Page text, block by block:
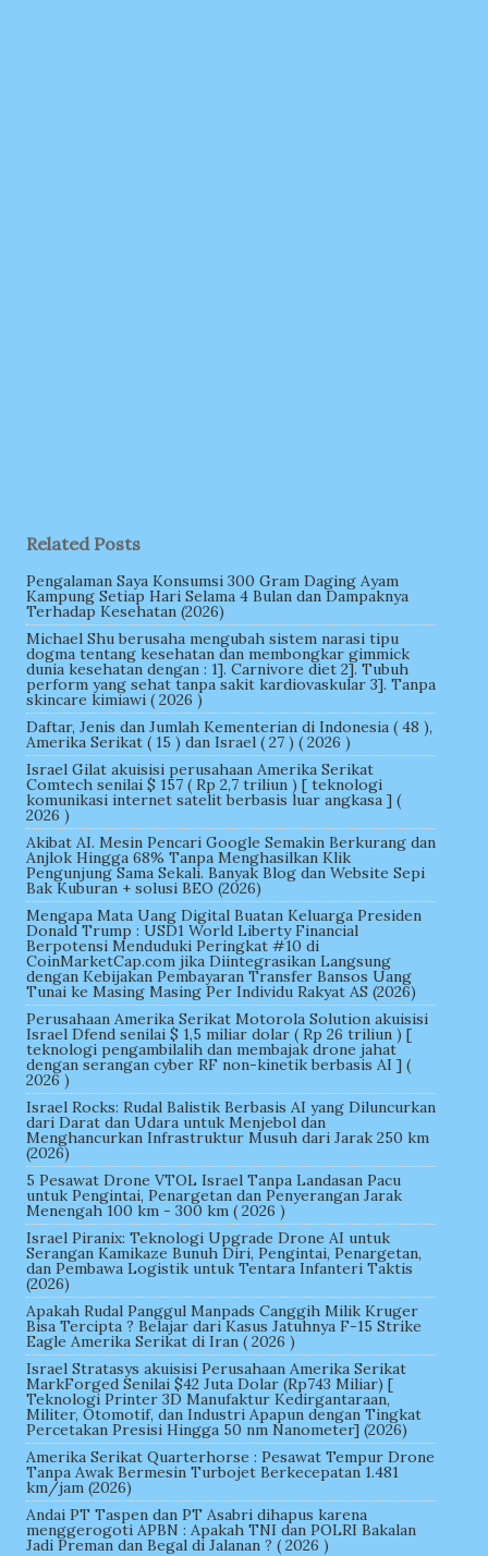
Related Posts
Pengalaman Saya Konsumsi 300 Gram Daging Ayam
Kampung Setiap Hari Selama 4 Bulan dan Dampaknya
Terhadap Kesehatan (2026)
Michael Shu berusaha mengubah sistem narasi tipu
dogma tentang kesehatan dan membongkar gimmick
dunia kesehatan dengan : 1]. Carnivore diet 2]. Tubuh
perform yang sehat tanpa sakit kardiovaskular 3]. Tanpa
skincare kimiawi ( 2026 )
Daftar, Jenis dan Jumlah Kementerian di Indonesia ( 48 ),
Amerika Serikat ( 15 ) dan Israel ( 27 ) ( 2026 )
Israel Gilat akuisisi perusahaan Amerika Serikat
Comtech senilai $ 157 ( Rp 2,7 triliun ) [ teknologi
komunikasi internet satelit berbasis luar angkasa ] (
2026 )
Akibat AI. Mesin Pencari Google Semakin Berkurang dan
Anjlok Hingga 68% Tanpa Menghasilkan Klik
Pengunjung Sama Sekali. Banyak Blog dan Website Sepi
Bak Kuburan + solusi BEO (2026)
Mengapa Mata Uang Digital Buatan Keluarga Presiden
Donald Trump : USD1 World Liberty Financial
Berpotensi Menduduki Peringkat #10 di
CoinMarketCap.com jika Diintegrasikan Langsung
dengan Kebijakan Pembayaran Transfer Bansos Uang
Tunai ke Masing Masing Per Individu Rakyat AS (2026)
Perusahaan Amerika Serikat Motorola Solution akuisisi
Israel Dfend senilai $ 1,5 miliar dolar ( Rp 26 triliun ) [
teknologi pengambilalih dan membajak drone jahat
dengan serangan cyber RF non-kinetik berbasis AI ] (
2026 )
Israel Rocks: Rudal Balistik Berbasis AI yang Diluncurkan
dari Darat dan Udara untuk Menjebol dan
Menghancurkan Infrastruktur Musuh dari Jarak 250 km
(2026)
5 Pesawat Drone VTOL Israel Tanpa Landasan Pacu
untuk Pengintai, Penargetan dan Penyerangan Jarak
Menengah 100 km - 300 km ( 2026 )
Israel Piranix: Teknologi Upgrade Drone AI untuk
Serangan Kamikaze Bunuh Diri, Pengintai, Penargetan,
dan Pembawa Logistik untuk Tentara Infanteri Taktis
(2026)
Apakah Rudal Panggul Manpads Canggih Milik Kruger
Bisa Tercipta ? Belajar dari Kasus Jatuhnya F-15 Strike
Eagle Amerika Serikat di Iran ( 2026 )
Israel Stratasys akuisisi Perusahaan Amerika Serikat
MarkForged Senilai $42 Juta Dolar (Rp743 Miliar) [
Teknologi Printer 3D Manufaktur Kedirgantaraan,
Militer, Otomotif, dan Industri Apapun dengan Tingkat
Percetakan Presisi Hingga 50 nm Nanometer] (2026)
Amerika Serikat Quarterhorse : Pesawat Tempur Drone
Tanpa Awak Bermesin Turbojet Berkecepatan 1.481
km/jam (2026)
Andai PT Taspen dan PT Asabri dihapus karena
menggerogoti APBN : Apakah TNI dan POLRI Bakalan
Jadi Preman dan Begal di Jalanan ? ( 2026 )